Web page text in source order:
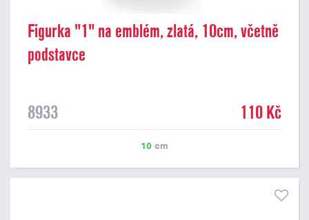
Figurka "1" na emblém, zlatá, 10cm, včetně
podstavce
8933 110 Kč
10 cm